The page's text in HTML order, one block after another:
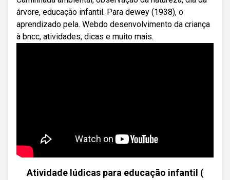
árvore, educação infantil. Para dewey (1938), o
aprendizado pela. Webdo desenvolvimento da criança
à bncc, atividades, dicas e muito mais.
Atividade lúdicas para educação infantil (